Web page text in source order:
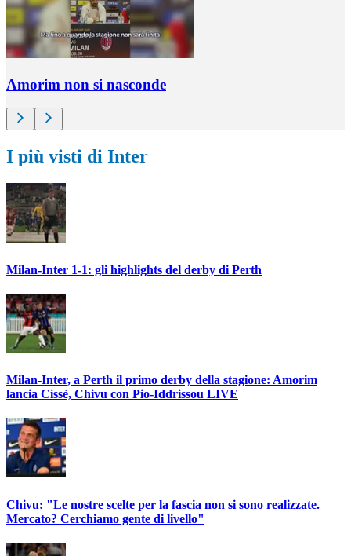
Amorim non si nasconde
I più visti di Inter
Milan-Inter 1-1: gli highlights del derby di Perth
Milan-Inter, a Perth il primo derby della stagione: Amorim
lancia Cissè, Chivu con Pio-Iddrissou LIVE
Chivu: "Le nostre scelte per la fascia non si sono realizzate.
Mercato? Cerchiamo gente di livello"